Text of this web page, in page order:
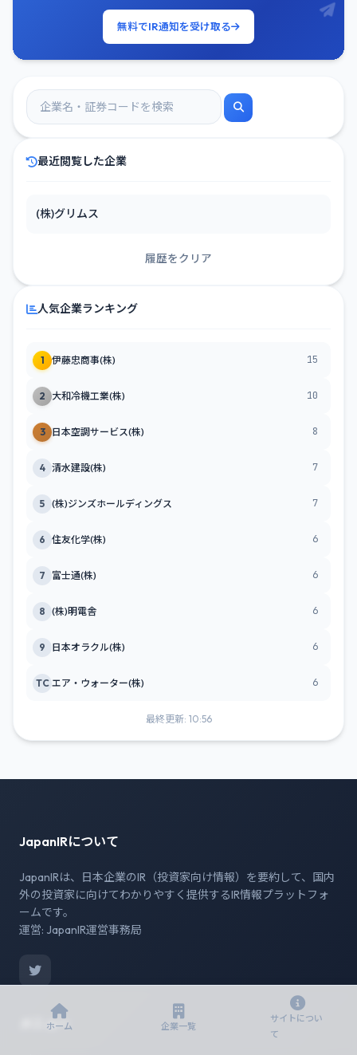
無料でIR通知を受け取る
最近閲覧した企業
(株)グリムス
履歴をクリア
人気企業ランキング
1 伊藤忠商事(株) 15
2 大和冷機工業(株) 10
3 日本空調サービス(株) 8
4 清水建設(株) 7
5 (株)ジンズホールディングス 7
6 住友化学(株) 6
7 富士通(株) 6
8 (株)明電舎 6
9 日本オラクル(株) 6
TC エア・ウォーター(株) 6
最終更新: 10:56
JapanIRについて
JapanIRは、日本企業のIR（投資家向け情報）を要約して、国内
外の投資家に向けてわかりやすく提供するIR情報プラットフォ
ームです。
運営: JapanIR運営事務局
メニュー
ホーム 企業一覧
サイトについ
て